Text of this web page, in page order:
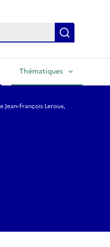
Thématiques
Jean-François Leroux,